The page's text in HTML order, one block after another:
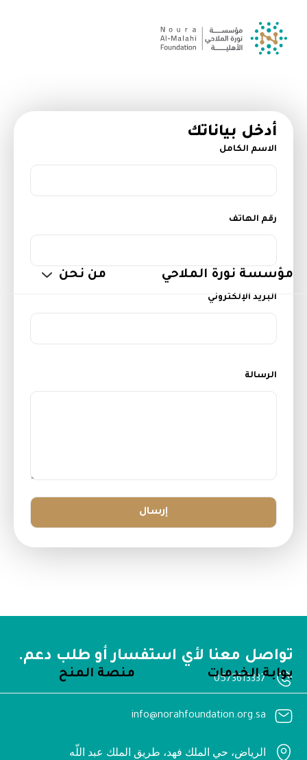
مؤسسة نورة الملاحي من نحن
بوابة الخدمات منصة المنح
أدخل بياناتك
الاسم الكامل
رقم الهاتف
البريد الإلكتروني
الرسالة
تواصل معنا لأي استفسار أو طلب دعم.
0573613337
info@norahfoundation.org.sa
الرياض، حي الملك فهد، طريق الملك عبد اللّه